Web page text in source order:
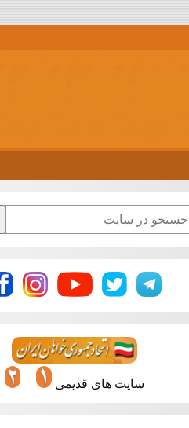
سایت های قدیمی